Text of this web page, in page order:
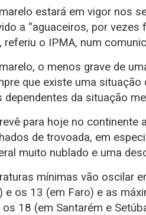
estará em vigor nos
a “aguaceiros, por
referiu o IPMA, num
o menos grave de
que existe uma
dependentes da situação
para hoje no continente
de trovoada, em
muito nublado e uma
mínimas vão oscilar
e os 13 (em Faro) e as
os 18 (em Santarém e